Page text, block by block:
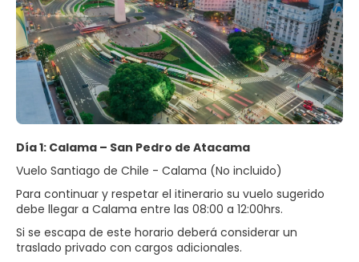
Día 1: Calama – San Pedro de Atacama
Vuelo Santiago de Chile - Calama (No incluido)
Para continuar y respetar el itinerario su vuelo sugerido
debe llegar a Calama entre las 08:00 a 12:00hrs.
Si se escapa de este horario deberá considerar un
traslado privado con cargos adicionales.